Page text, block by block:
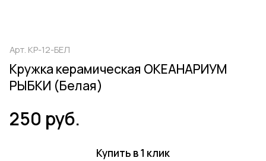
Арт. КР-12-БЕЛ
Кружка керамическая ОКЕАНАРИУМ
РЫБКИ (Белая)
250 руб.
Купить в 1 клик